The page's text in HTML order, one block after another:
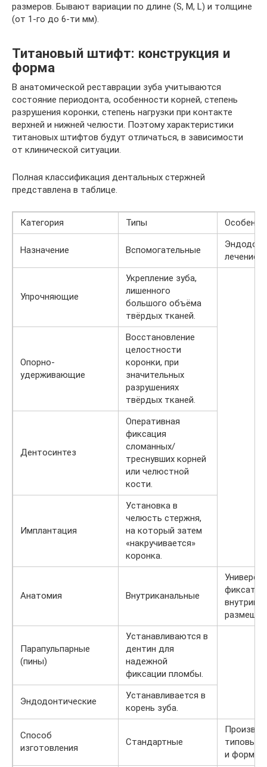
размеров. Бывают вариации по длине (S, M, L) и толщине
(от 1-го до 6-ти мм).
Титановый штифт: конструкция и
форма
В анатомической реставрации зуба учитываются
состояние периодонта, особенности корней, степень
разрушения коронки, степень нагрузки при контакте
верхней и нижней челюсти. Поэтому характеристики
титановых штифтов будут отличаться, в зависимости
от клинической ситуации.
Полная классификация дентальных стержней
представлена в таблице.
Категория Типы
Назначение Вспомогательные
лечение.
Упрочняющие
Укрепление зуба,
лишенного
большого объёма
твёрдых тканей.
Опорно-
удерживающие
Восстановление
целостности
коронки, при
значительных
разрушениях
твёрдых тканей.
Дентосинтез
Оперативная
фиксация
сломанных/
треснувших корней
или челюстной
кости.
Имплантация
Установка в
челюсть стержня,
на который затем
«накручивается»
коронка.
Анатомия Внутриканальные
Парапульпарные
(пины)
Устанавливаются в
дентин для
надежной
фиксации пломбы.
Эндодонтические
Устанавливается в
корень зуба.
Способ
изготовления
Стандартные
типовых
и формах.